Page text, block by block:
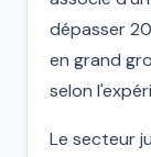
dépasser
en grand
selon
Le secteur